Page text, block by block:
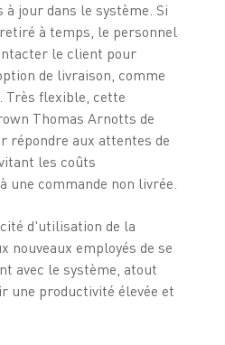
jour dans le système. Si
à temps, le personnel
le client pour
de livraison, comme
Très flexible, cette
Thomas Arnotts de
répondre aux attentes de
les coûts
une commande non livrée.
d'utilisation de la
nouveaux employés de se
avec le système, atout
une productivité élevée et